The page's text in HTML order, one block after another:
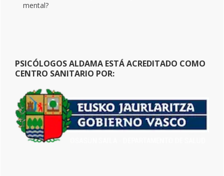
mental?
PSICÓLOGOS ALDAMA ESTÁ ACREDITADO COMO
CENTRO SANITARIO POR: